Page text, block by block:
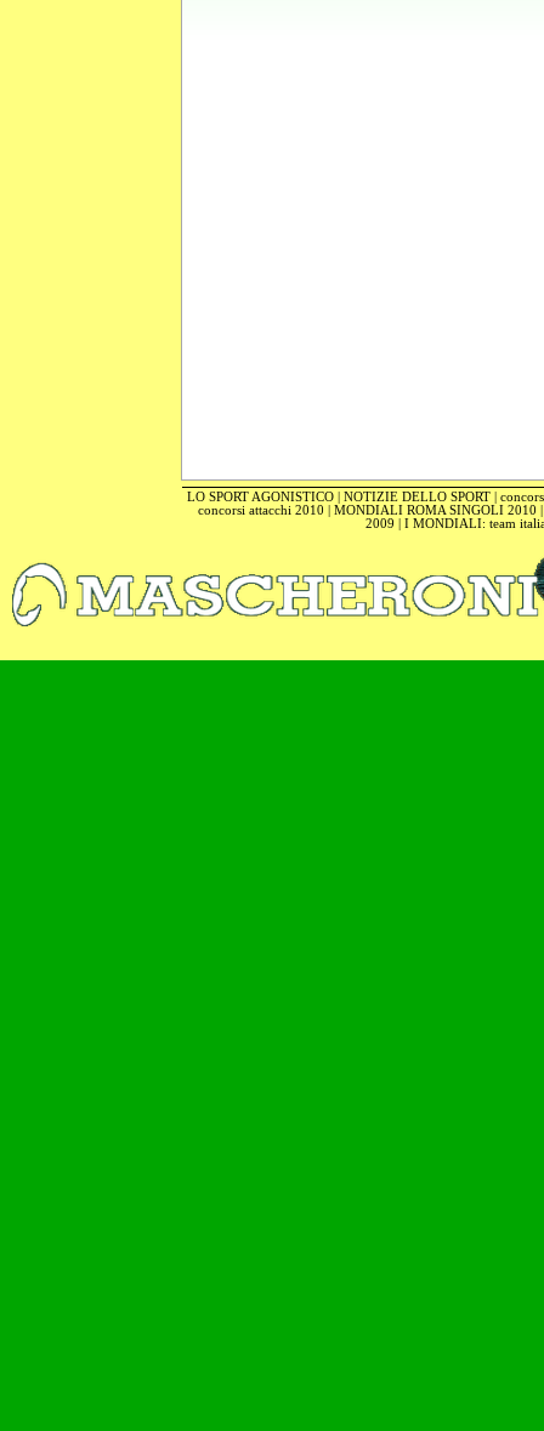
LO SPORT AGONISTICO| NOTIZIE DELLO SPORT|
concorsi attacchi 2010
MONDIALI ROMA SINGOLI 2010
2009
I MONDIALI: team